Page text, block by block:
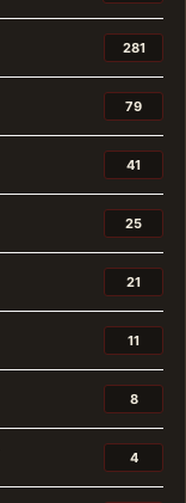
281
79
41
25
21
11
8
4